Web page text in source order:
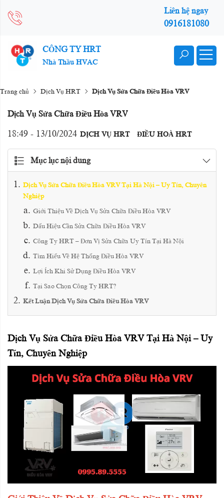
Liên hệ ngay
0916181080
CÔNG TY HRT
Nhà Thầu HVAC
Trang chủ Dịch Vụ HRT Dịch Vụ Sửa Chữa Điều Hòa VRV
Dịch Vụ Sửa Chữa Điều Hòa VRV
18:49 - 13/10/2024 DỊCH VỤ HRT ĐIỀU HOÀ HRT
Mục lục nội dung
Dịch Vụ Sửa Chữa Điều Hòa VRV Tại Hà Nội – Uy Tín, Chuyên
Nghiệp
Giới Thiệu Về Dịch Vụ Sửa Chữa Điều Hòa VRV
Dấu Hiệu Cần Sửa Chữa Điều Hòa VRV
Công Ty HRT – Đơn Vị Sửa Chữa Uy Tín Tại Hà Nội
Tìm Hiểu Về Hệ Thống Điều Hòa VRV
Lợi Ích Khi Sử Dụng Điều Hòa VRV
Tại Sao Chọn Công Ty HRT?
Kết Luận Dịch Vụ Sửa Chữa Điều Hòa VRV
Dịch Vụ Sửa Chữa Điều Hòa VRV Tại Hà Nội – Uy
Tín, Chuyên Nghiệp